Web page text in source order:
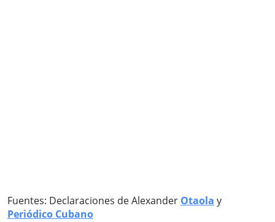
Fuentes: Declaraciones de Alexander Otaola y
Periódico Cubano